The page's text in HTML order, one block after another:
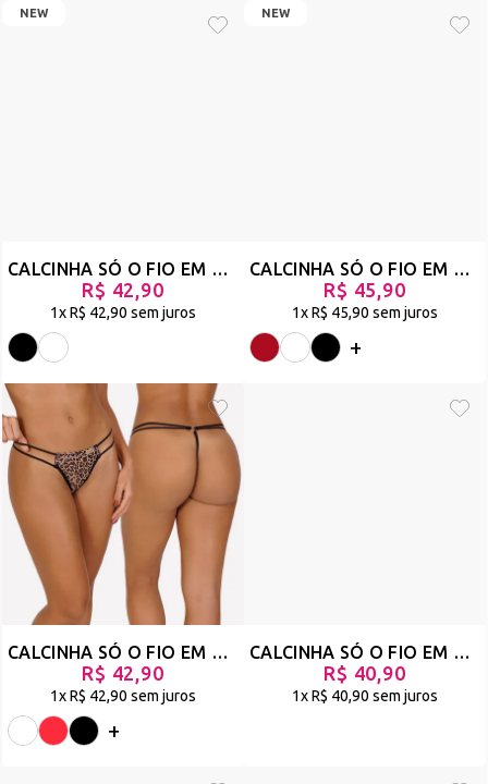
NEW
CALCINHA SÓ O FIO EM STRAPPY E TULE - NOVA
R$ 42,90
1xR$ 42,90 sem juros
NEW
CALCINHA SÓ O FIO EM STRAPPY E RENDA - DELÍCIA
R$ 45,90
1xR$ 45,90 sem juros
+
CALCINHA SÓ O FIO EM RENDA COM TIRAS NA CINTURA - DESIGUAL
R$ 42,90
1xR$ 42,90 sem juros
+
CALCINHA SÓ O FIO EM ANIMAL PRINT COM STRAPPY - SOSSEGO - ONÇA - REF 331
R$ 40,90
1xR$ 40,90 sem juros